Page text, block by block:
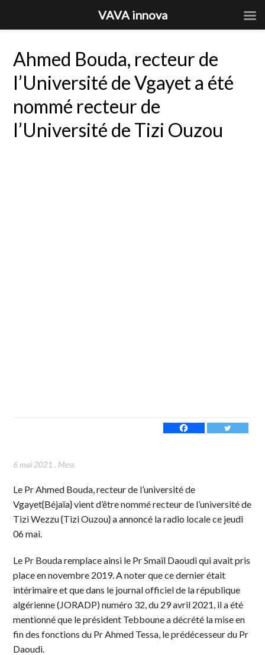
Ahmed Bouda, recteur de
l’Université de Vgayet a été
nommé recteur de
l’Université de Tizi Ouzou
6 mai 2021 , Mess
Le Pr Ahmed Bouda, recteur de l’université de
Vgayet{Béjaïa} vient d’être nommé recteur de l’université de
Tizi Wezzu {Tizi Ouzou} a annoncé la radio locale ce jeudi
06 mai.
Le Pr Bouda remplace ainsi le Pr Smaïl Daoudi qui avait pris
place en novembre 2019. A noter que ce dernier était
intérimaire et que dans le journal officiel de la république
algérienne (JORADP) numéro 32, du 29 avril 2021, il a été
mentionné que le président Tebboune a décrété la mise en
fin des fonctions du Pr Ahmed Tessa, le prédécesseur du Pr
Daoudi.
VAVA innova